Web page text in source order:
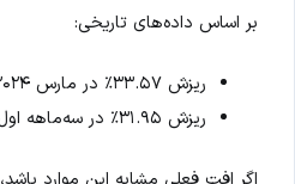
بر اساس داده‌های تاریخی:
ریزش ۳۳.۵۷٪ در مارس ۲۰۲۴
ریزش ۳۱.۹۵٪ در سه‌ماهه اول ۲۰۲۵